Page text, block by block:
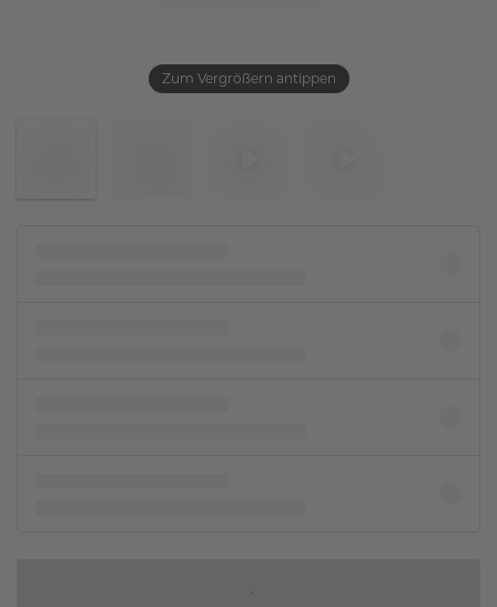
Zum Vergrößern antippen